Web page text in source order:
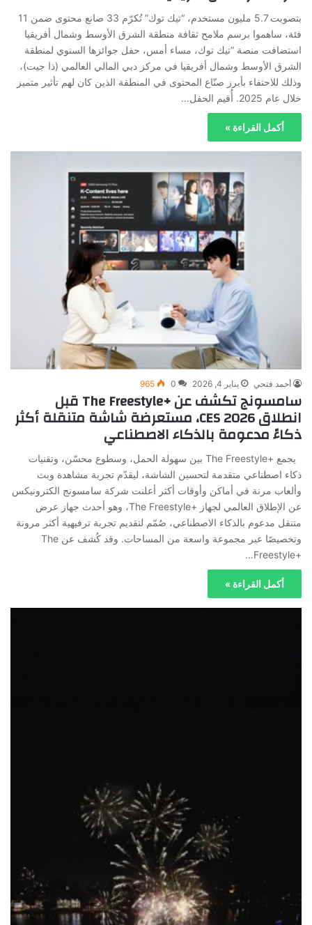
بتصويت 5.7 مليون مستخدم، “تيك توك” تُكرّم 33 صانع محتوى ضمن 11
فئة، ساهموا برسم ملامح ثقافة منطقة الشرق الأوسط وشمال أفريقيا
استضافت منصة “تيك توك، مساء أمس، حفل جوائزها السنوي لمنطقة
الشرق الأوسط وشمال أفريقيا في مركز دبي المالي العالمي (ذا جيت)،
وذلك للاحتفاء بأبرز صنّاع المحتوى في المنطقة الذين كان لهم تأثير متميز
خلال عام 2025. أُقيم الحفل…
أكمل القراءة »
أحمد فتحي يناير 4, 2026 0
965
سامسونج تكشف عن The Freestyle+‎ قبل
انطلاق CES 2026، مستعرضة شاشة متنقلة أكثر
ذكاءً مدعومة بالذكاء الاصطناعي
يجمع The Freestyle+‎ بين سهولة الحمل، وسطوع محسّن، وتقنيات
ذكاء اصطناعي متقدمة لتحسين الشاشة، ليقدّم تجربة مشاهدة وبث
وألعاب مرنة في أماكن وأوقات أكثر أعلنت شركة سامسونج الكترونيكس
عن الإطلاق العالمي لجهاز The Freestyle+‎، وهو أحدث جهاز عرض
متنقل مدعوم بالذكاء الاصطناعي، صُمّم لتقديم تجربة ترفيهية أكثر مرونة
وتخصيصًا عبر مجموعة واسعة من المساحات. وقد كُشف عن The
Freestyle+‎…
أكمل القراءة »